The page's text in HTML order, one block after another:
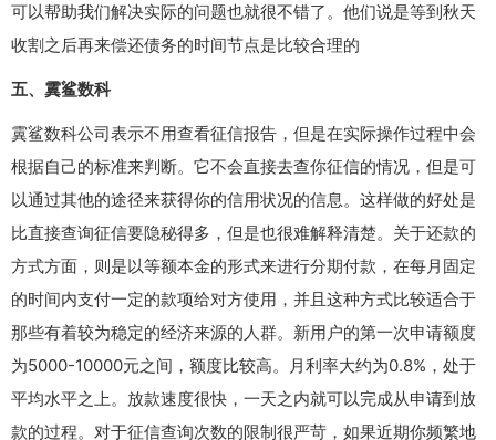
可以帮助我们解决实际的问题也就很不错了。他们说是等到秋天
收割之后再来偿还债务的时间节点是比较合理的
五、霬鲨数科
霬鲨数科公司表示不用查看征信报告，但是在实际操作过程中会
根据自己的标准来判断。它不会直接去查你征信的情况，但是可
以通过其他的途径来获得你的信用状况的信息。这样做的好处是
比直接查询征信要隐秘得多，但是也很难解释清楚。关于还款的
方式方面，则是以等额本金的形式来进行分期付款，在每月固定
的时间内支付一定的款项给对方使用，并且这种方式比较适合于
那些有着较为稳定的经济来源的人群。新用户的第一次申请额度
为5000-10000元之间，额度比较高。月利率大约为0.8%，处于
平均水平之上。放款速度很快，一天之内就可以完成从申请到放
款的过程。对于征信查询次数的限制很严苛，如果近期你频繁地